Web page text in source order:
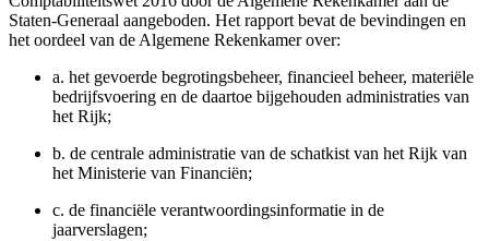
Staten-Generaal aangeboden. Het rapport bevat de bevindingen en
het oordeel van de Algemene Rekenkamer over:
a. het gevoerde begrotingsbeheer, financieel beheer, materiële
bedrijfsvoering en de daartoe bijgehouden administraties van
het Rijk;
b. de centrale administratie van de schatkist van het Rijk van
het Ministerie van Financiën;
c. de financiële verantwoordingsinformatie in de
jaarverslagen;